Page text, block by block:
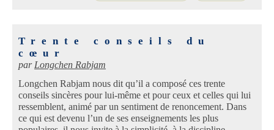
Trente conseils du
cœur
par Longchen Rabjam
Longchen Rabjam nous dit qu’il a composé ces trente
conseils sincères pour lui-même et pour ceux et celles qui lui
ressemblent, animé par un sentiment de renoncement. Dans
ce qui est devenu l’un de ses enseignements les plus